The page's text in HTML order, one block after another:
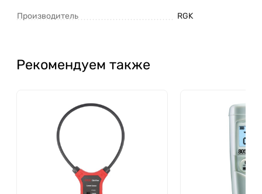
Производитель RGK
Рекомендуем также